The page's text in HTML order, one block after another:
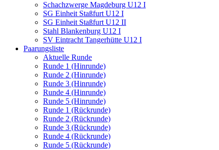
Schachzwerge Magdeburg U12 I
SG Einheit Staßfurt U12 I
SG Einheit Staßfurt U12 II
Stahl Blankenburg U12 I
SV Eintracht Tangerhütte U12 I
Paarungsliste
Aktuelle Runde
Runde 1 (Hinrunde)
Runde 2 (Hinrunde)
Runde 3 (Hinrunde)
Runde 4 (Hinrunde)
Runde 5 (Hinrunde)
Runde 1 (Rückrunde)
Runde 2 (Rückrunde)
Runde 3 (Rückrunde)
Runde 4 (Rückrunde)
Runde 5 (Rückrunde)